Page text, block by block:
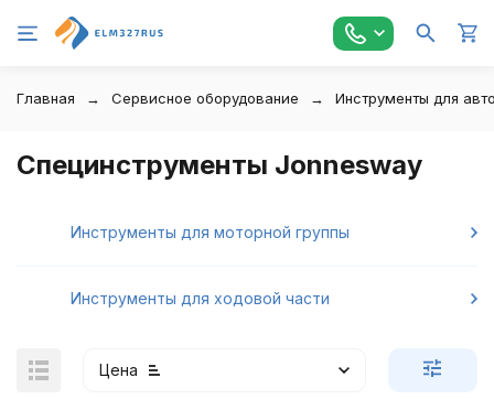
Главная Сервисное оборудование Инструменты для
Специнструменты Jonnesway
Инструменты для моторной группы
Инструменты для ходовой части
Цена